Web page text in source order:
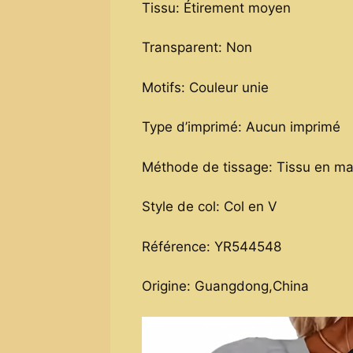
Tissu: Étirement moyen
Transparent: Non
Motifs: Couleur unie
Type d’imprimé: Aucun imprimé
Méthode de tissage: Tissu en
Style de col: Col en V
Référence: YR544548
Origine: Guangdong,China